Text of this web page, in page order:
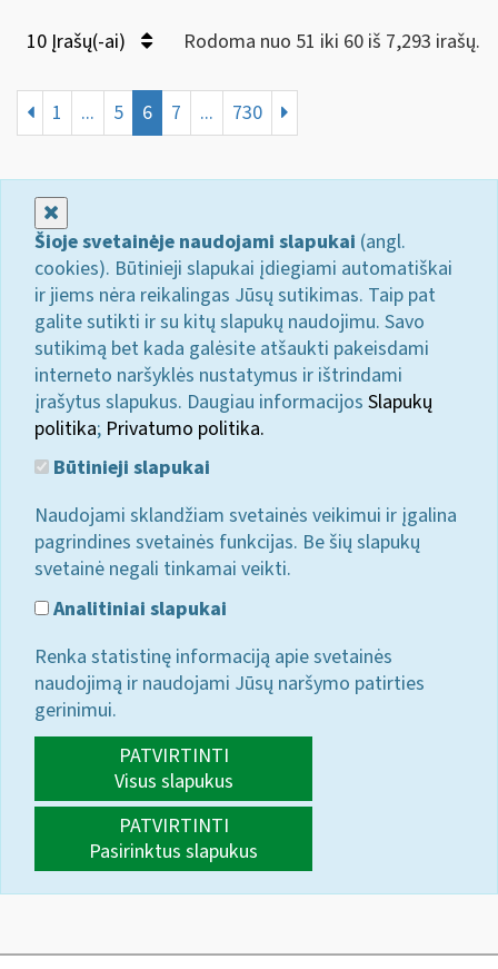
10 Įrašų(-ai) Rodoma nuo 51 iki 60 iš 7,293 irašų.
1 ... 5 6 7 ... 730
Šioje svetainėje naudojami slapukai (angl.
cookies). Būtinieji slapukai įdiegiami automatiškai
ir jiems nėra reikalingas Jūsų sutikimas. Taip pat
galite sutikti ir su kitų slapukų naudojimu. Savo
sutikimą bet kada galėsite atšaukti pakeisdami
interneto naršyklės nustatymus ir ištrindami
įrašytus slapukus. Daugiau informacijos Slapukų
politika; Privatumo politika.
Būtinieji slapukai
Naudojami sklandžiam svetainės veikimui ir įgalina
pagrindines svetainės funkcijas. Be šių slapukų
svetainė negali tinkamai veikti.
Analitiniai slapukai
Renka statistinę informaciją apie svetainės
naudojimą ir naudojami Jūsų naršymo patirties
gerinimui.
PATVIRTINTI
Visus slapukus
PATVIRTINTI
Pasirinktus slapukus